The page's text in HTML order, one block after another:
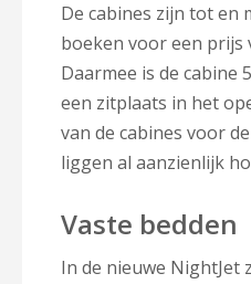
De cabines zijn tot en
boeken voor een prijs
Daarmee is de cabine
een zitplaats in het
van de cabines voor
liggen al aanzienlijk
Vaste bedden
In de nieuwe NightJet